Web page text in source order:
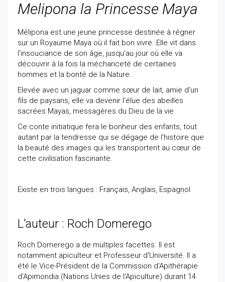
Melipona la Princesse Maya
Mélipona est une jeune princesse destinée à régner
sur un Royaume Maya où il fait bon vivre. Elle vit dans
l'insouciance de son âge, jusqu'au jour où elle va
découvrir à la fois la méchanceté de certaines
hommes et la bonté de la Nature.
Elevée avec un jaguar comme sœur de lait, amie d'un
fils de paysans, elle va devenir l'élue des abeilles
sacrées Mayas, messagères du Dieu de la vie.
Ce conte initiatique fera le bonheur des enfants, tout
autant par la tendresse qui se dégage de l'histoire que
la beauté des images qui les transportent au cœur de
cette civilisation fascinante.
Existe en trois langues : Français, Anglais, Espagnol
L'auteur : Roch Domerego
Roch Domerego a de multiples facettes. Il est
notamment apiculteur et Professeur d'Université. Il a
été le Vice-Président de la Commission d'Apithérapie
d'Apimondia (Nations Unies de l'Apiculture) durant 14